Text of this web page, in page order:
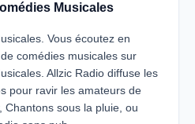
Musicales
Vous écoutez en
comédies musicales sur
Allzic Radio diffuse les
pour ravir les amateurs de
Chantons sous la pluie, ou